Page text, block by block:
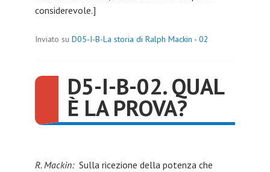
considerevole.]
Inviato su D05-I-B-La storia di Ralph Mackin - 02
D5-I-B-02. QUAL
È LA PROVA?
R. Mackin: Sulla ricezione della potenza che